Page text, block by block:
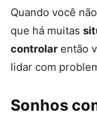
Quando você
que há muitas
controlar então
lidar com
Sonhos